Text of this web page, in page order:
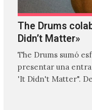
The Drums
Didn’t Matter»
The Drums sumó
presentar una
'It Didn't Matter".